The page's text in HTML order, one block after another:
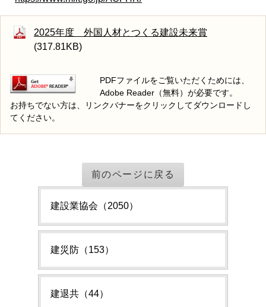
2025年度 外国人材とつくる建設未来賞
(317.81KB)
PDFファイルをご覧いただくためには、
Adobe Reader（無料）が必要です。
お持ちでない方は、リンクバナーをクリックしてダウンロードし
てください。
前のページに戻る
建設業協会（2050）
建災防（153）
建退共（44）